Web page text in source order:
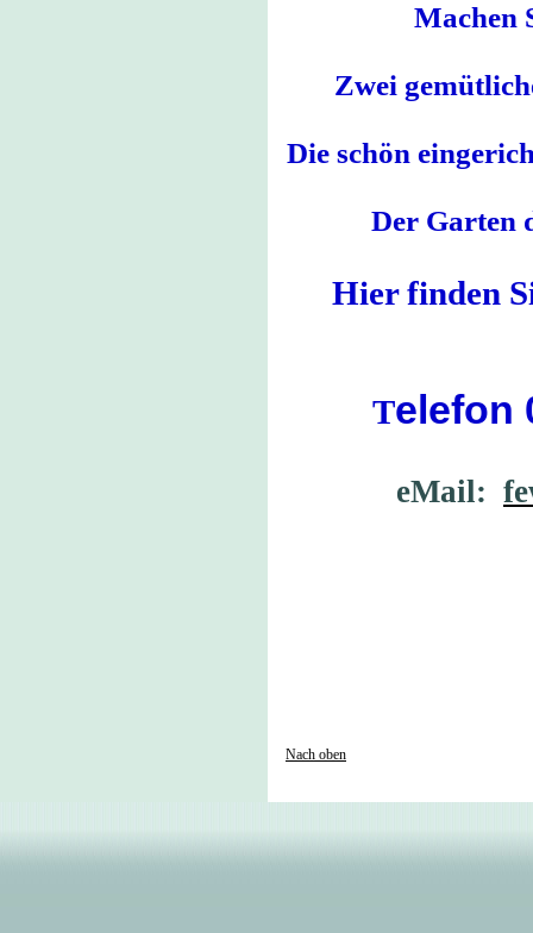
Machen
Zwei
Die schön
Der Garten
Hier finden
Telefon
eMail:
Nach oben